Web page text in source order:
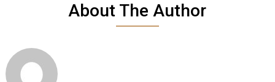
About The Author